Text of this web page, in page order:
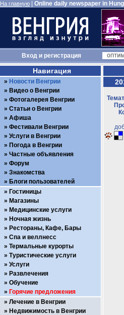
На главную Online daily newspaper in
Входи регистрация
Навигация
Новости Венгрии
Видео о Венгрии
Фотогалерея Венгрии
Статьи о Венгрии
Афиша
Фестивали Венгрии
Услуги в Венгрии
Погода в Венгрии
Частные объявления
Форум
Знакомства
Блоги пользователей
Гостиницы
Магазины
Медицинские услуги
Ночная жизнь
Рестораны, Кафе, Бары
Спа и веллнесс
Термальные курорты
Туристические услуги
Услуги
Развлечения
Обучение
Горячие предложения
Лечение в Венгрии
Недвижимость в Венгрии